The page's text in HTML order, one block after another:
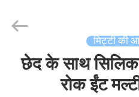
Industrial
Reserved.
मिट्टी की
छेद के साथ
रोक ईंट